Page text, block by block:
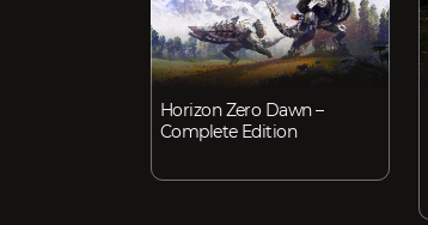
Horizon Zero Dawn –
Complete Edition